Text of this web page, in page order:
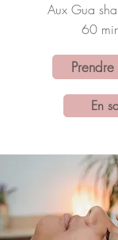
Aux Gua
60
En